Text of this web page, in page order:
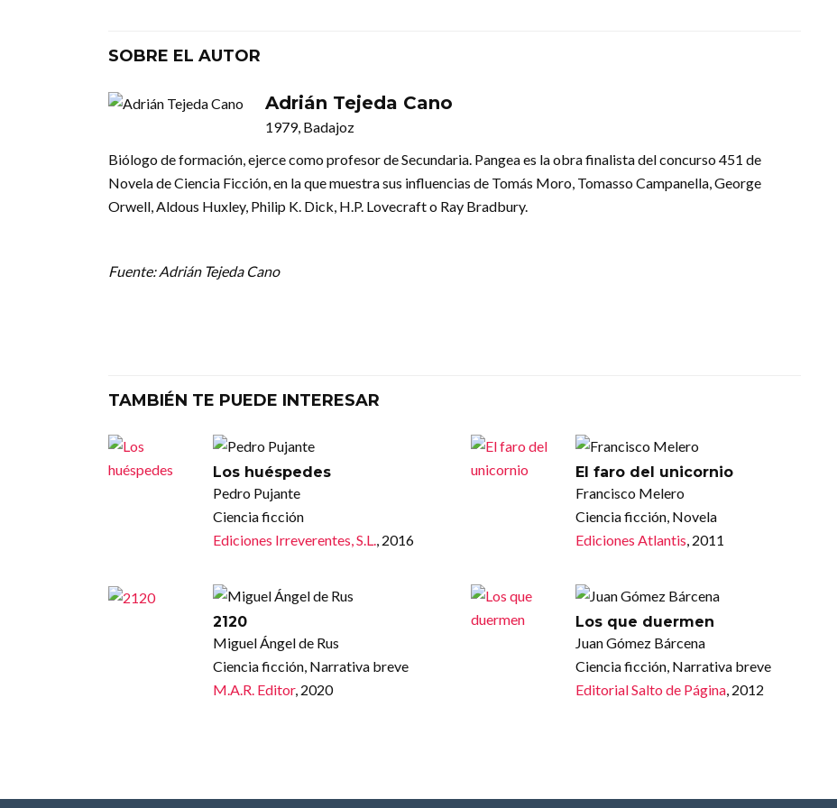
SOBRE EL AUTOR
Adrián Tejeda Cano
1979, Badajoz
Biólogo de formación, ejerce como profesor de Secundaria. Pangea es la obra finalista del concurso 451 de
Novela de Ciencia Ficción, en la que muestra sus influencias de Tomás Moro, Tomasso Campanella, George
Orwell, Aldous Huxley, Philip K. Dick, H.P. Lovecraft o Ray Bradbury.
Fuente: Adrián Tejeda Cano
TAMBIÉN TE PUEDE INTERESAR
Los huéspedes
Pedro Pujante
Ciencia ficción
Ediciones Irreverentes, S.L., 2016
El faro del unicornio
Francisco Melero
Ciencia ficción, Novela
Ediciones Atlantis, 2011
2120
Miguel Ángel de Rus
Ciencia ficción, Narrativa breve
M.A.R. Editor, 2020
Los que duermen
Juan Gómez Bárcena
Ciencia ficción, Narrativa breve
Editorial Salto de Página, 2012